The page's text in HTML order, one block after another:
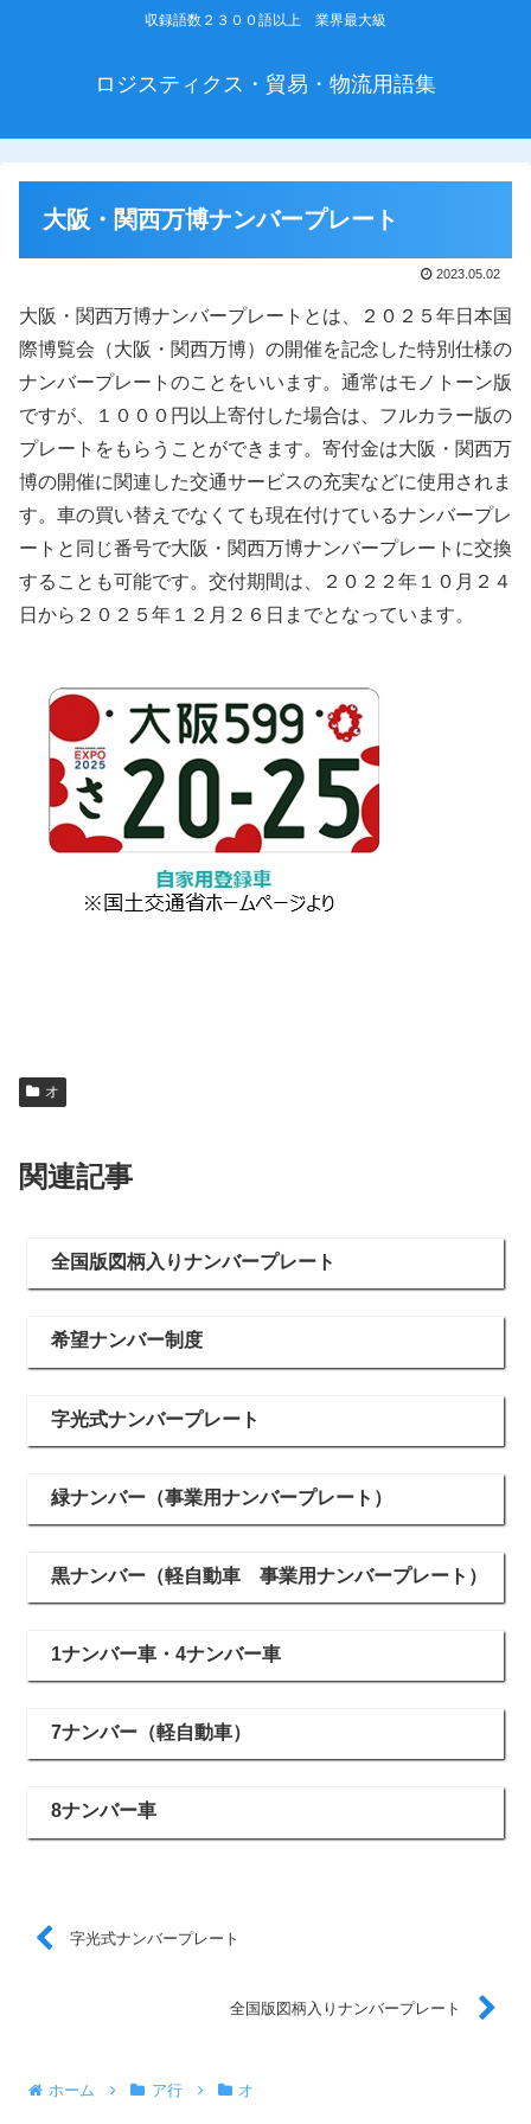
収録語数２３００語以上 業界最大級
ロジスティクス・貿易・物流用語集
大阪・関西万博ナンバープレート
2023.05.02
大阪・関西万博ナンバープレートとは、２０２５年日本国
際博覧会（大阪・関西万博）の開催を記念した特別仕様の
ナンバープレートのことをいいます。通常はモノトーン版
ですが、１０００円以上寄付した場合は、フルカラー版の
プレートをもらうことができます。寄付金は大阪・関西万
博の開催に関連した交通サービスの充実などに使用されま
す。車の買い替えでなくても現在付けているナンバープレ
ートと同じ番号で大阪・関西万博ナンバープレートに交換
することも可能です。交付期間は、２０２２年１０月２４
日から２０２５年１２月２６日までとなっています。
オ
関連記事
全国版図柄入りナンバープレート
希望ナンバー制度
字光式ナンバープレート
緑ナンバー（事業用ナンバープレート）
黒ナンバー（軽自動車 事業用ナンバープレート）
1ナンバー車・4ナンバー車
7ナンバー（軽自動車）
8ナンバー車
字光式ナンバープレート
全国版図柄入りナンバープレート
ホーム ア行 オ